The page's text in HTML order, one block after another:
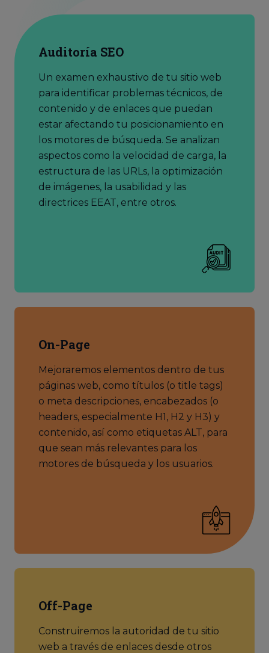
Auditoría SEO
Un examen exhaustivo de tu sitio web
para identificar problemas técnicos, de
contenido y de enlaces que puedan
estar afectando tu posicionamiento en
los motores de búsqueda. Se analizan
aspectos como la velocidad de carga, la
estructura de las URLs, la optimización
de imágenes, la usabilidad y las
directrices EEAT, entre otros.
On-Page
Mejoraremos elementos dentro de tus
páginas web, como títulos (o title tags)
o meta descripciones, encabezados (o
headers, especialmente H1, H2 y H3) y
contenido, así como etiquetas ALT, para
que sean más relevantes para los
motores de búsqueda y los usuarios.
Off-Page
Construiremos la autoridad de tu sitio
web a través de enlaces desde otros